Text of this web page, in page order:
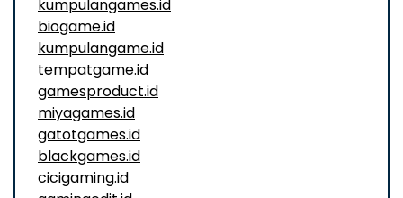
kumpulangames.id
biogame.id
kumpulangame.id
tempatgame.id
gamesproduct.id
miyagames.id
gatotgames.id
blackgames.id
cicigaming.id